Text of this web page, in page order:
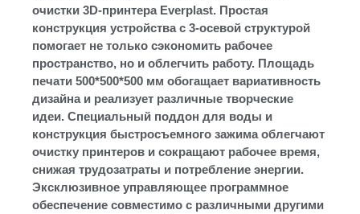
очистки 3D-принтера Everplast. Простая
конструкция устройства с 3-осевой структурой
помогает не только сэкономить рабочее
пространство, но и облегчить работу. Площадь
печати 500*500*500 мм обогащает вариативность
дизайна и реализует различные творческие
идеи. Специальный поддон для воды и
конструкция быстросъемного зажима облегчают
очистку принтеров и сокращают рабочее время,
снижая трудозатраты и потребление энергии.
Эксклюзивное управляющее программное
обеспечение совместимо с различными другими